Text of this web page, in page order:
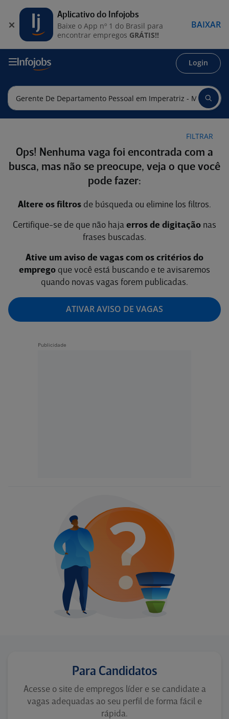
Login
FILTRAR
Ops! Nenhuma vaga foi encontrada com a
busca, mas não se preocupe, veja o que você
pode fazer:
Altere os filtros de búsqueda ou elimine los filtros.
Certifique-se de que não haja erros de digitação nas
frases buscadas.
Ative um aviso de vagas com os critérios do
emprego que você está buscando e te avisaremos
quando novas vagas forem publicadas.
ATIVAR AVISO DE VAGAS
Para Candidatos
Acesse o site de empregos líder e se candidate a
vagas adequadas ao seu perfil de forma fácil e
rápida.
Aplicativo do Infojobs
Baixe o App nº 1 do Brasil para
encontrar empregos GRÁTIS!!
BAIXAR